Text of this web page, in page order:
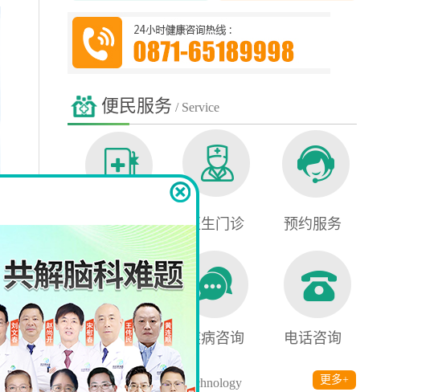
便民服务 / Service
就医须知 医生门诊 预约服务
医保查询 疾病咨询 电话咨询
诊疗技术/ Technology 更多+